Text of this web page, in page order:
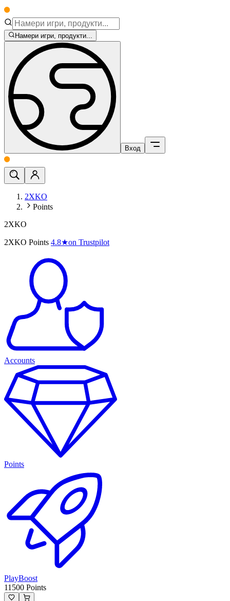
Намери игри, продукти...
Вход
2XKO
Points
2XKO
2XKO Points 4.8★on Trustpilot
Accounts
Points
PlayBoost
11500 Points